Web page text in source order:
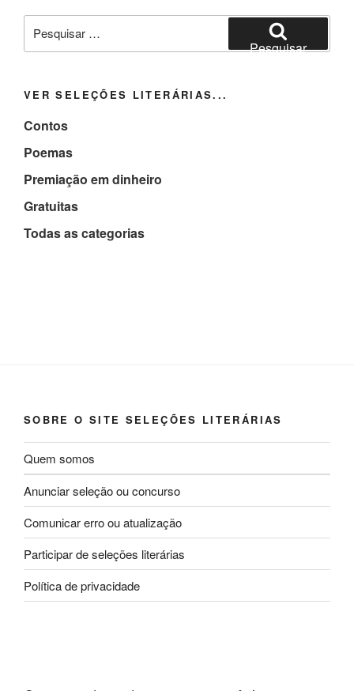
por:
Pesquisar
VER SELEÇÕES LITERÁRIAS...
Contos
Poemas
Premiação em dinheiro
Gratuitas
Todas as categorias
SOBRE O SITE SELEÇÕES LITERÁRIAS
Quem somos
Anunciar seleção ou concurso
Comunicar erro ou atualização
Participar de seleções literárias
Política de privacidade